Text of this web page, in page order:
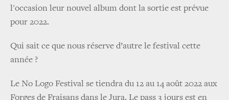
l'occasion leur nouvel album dont la sortie est prévue
pour 2022.
Qui sait ce que nous réserve d’autre le festival cette
année ?
Le No Logo Festival se tiendra du 12 au 14 août 2022 aux
Forges de Fraisans dans le Jura. Le pass 3 jours est en